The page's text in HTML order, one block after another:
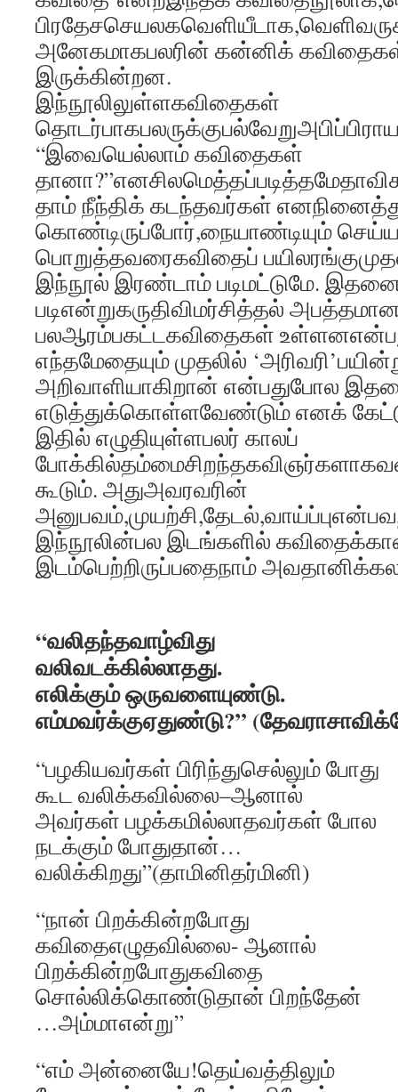
அனேகமாகபலரின் கன்னிக்
இருக்கின்றன.
இந்நூலிலுள்ளகவிதைகள்
“இவையெல்லாம் கவிதைகள்
தாம் நீந்திக் கடந்தவர்கள்
கொண்டிருப்போர்,நையாண்டியும்
பொறுத்தவரைகவிதைப்
இந்நூல் இரண்டாம் படிமட்டுமே.
படிஎன்றுகருதிவிமர்சித்தல்
பலஆரம்பகட்டகவிதைகள்
எந்தமேதையும் முதலில்
அறிவாளியாகிறான் என்பதுபோல
எடுத்துக்கொள்ளவேண்டும் எனக்
இதில் எழுதியுள்ளபலர் காலப்
கூடும். அதுஅவரவரின்
இந்நூலின்பல இடங்களில்
இடம்பெற்றிருப்பதைநாம்
“வலிதந்தவாழ்விது
வலிவடக்கில்லாதது.
எலிக்கும் ஒருவளையுண்டு.
எம்மவர்க்குஏதுண்டு?”
“பழகியவர்கள் பிரிந்துசெல்லும் போது
கூட வலிக்கவில்லை–ஆனால்
அவர்கள் பழக்கமில்லாதவர்கள் போல
நடக்கும் போதுதான்…
வலிக்கிறது”(தாமினிதர்மினி)
“நான் பிறக்கின்றபோது
கவிதைஎழுதவில்லை- ஆனால்
பிறக்கின்றபோதுகவிதை
சொல்லிக்கொண்டுதான் பிறந்தேன்
…அம்மாஎன்று”
“எம் அன்னையே!தெய்வத்திலும்